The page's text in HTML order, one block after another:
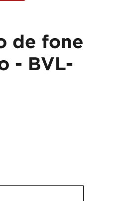
de fone
- BVL-